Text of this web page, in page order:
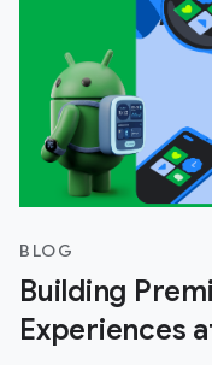
BLOG
Building
Experiences